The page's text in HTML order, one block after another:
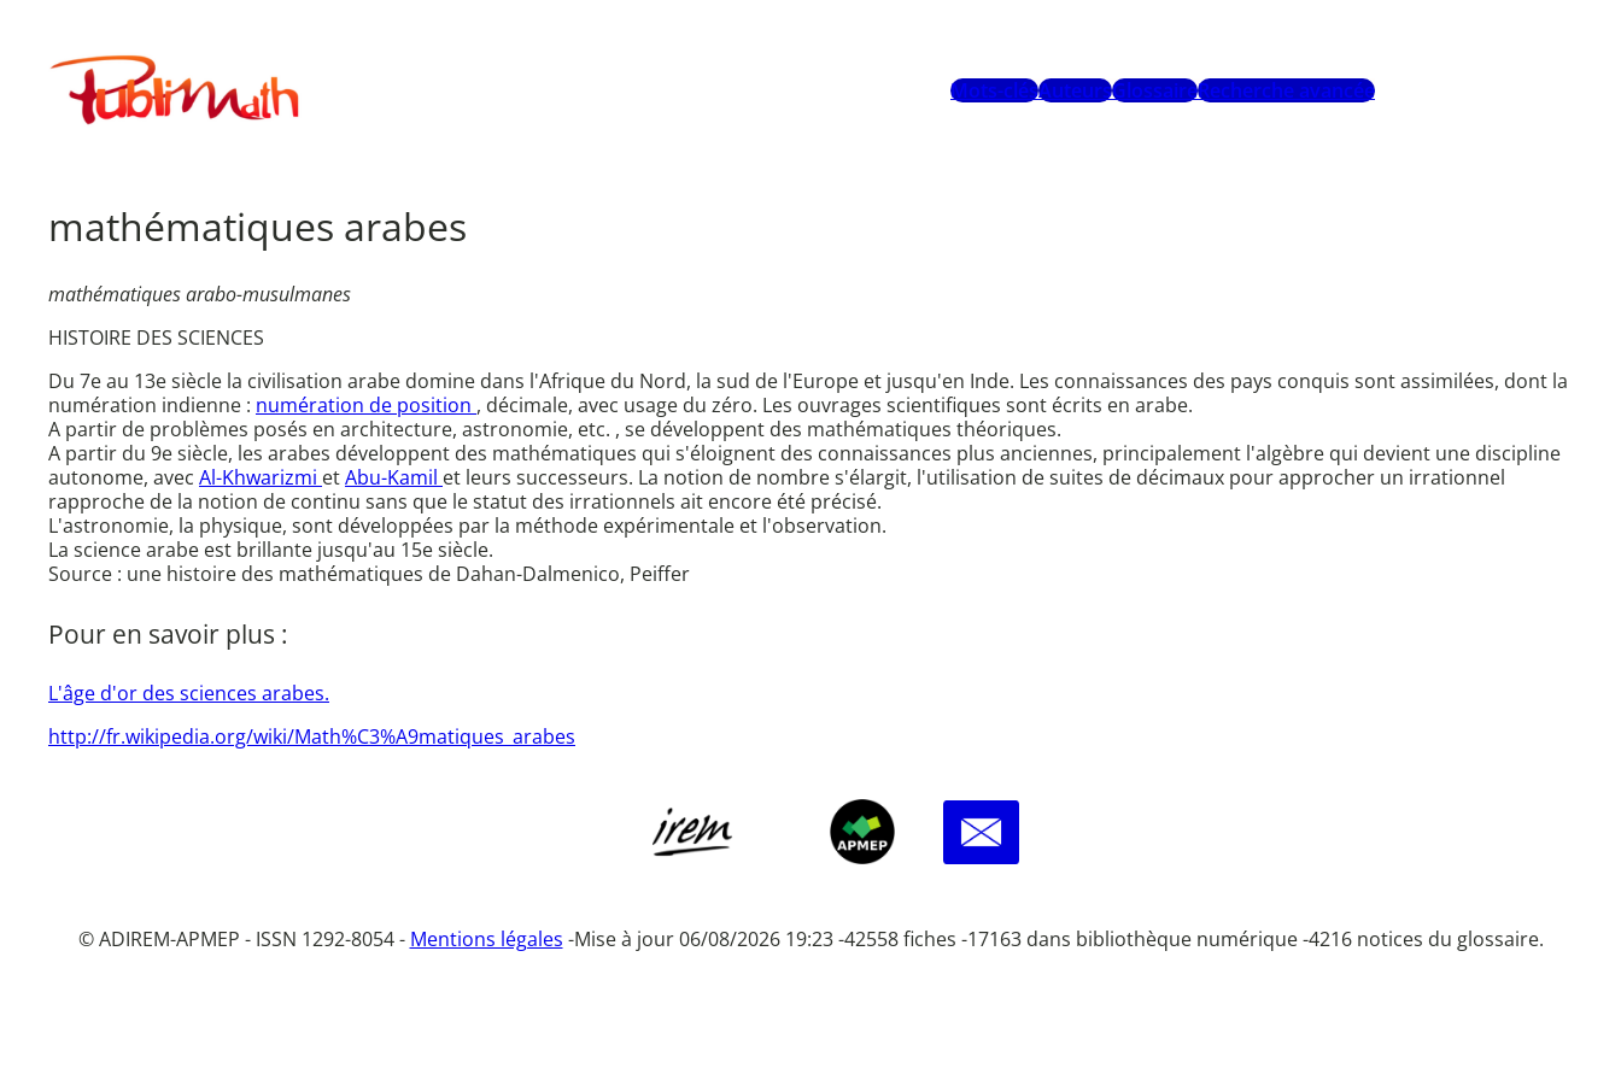
contenuPublimath
Mots-clésAuteursGlossaireRecherche avancée
mathématiques arabes
mathématiques arabo-musulmanes
HISTOIRE DES SCIENCES
Du 7e au 13e siècle la civilisation arabe domine dans l'Afrique du Nord, la sud de l'Europe et jusqu'en Inde. Les connaissances des pays conquis sont assimilées, dont la
numération indienne : numération de position , décimale, avec usage du zéro. Les ouvrages scientifiques sont écrits en arabe.
A partir de problèmes posés en architecture, astronomie, etc. , se développent des mathématiques théoriques.
A partir du 9e siècle, les arabes développent des mathématiques qui s'éloignent des connaissances plus anciennes, principalement l'algèbre qui devient une discipline
autonome, avec Al-Khwarizmi etAbu-Kamil et leurs successeurs. La notion de nombre s'élargit, l'utilisation de suites de décimaux pour approcher un irrationnel
rapproche de la notion de continu sans que le statut des irrationnels ait encore été précisé.
L'astronomie, la physique, sont développées par la méthode expérimentale et l'observation.
La science arabe est brillante jusqu'au 15e siècle.
Source : une histoire des mathématiques de Dahan-Dalmenico, Peiffer
Pour en savoir plus :
L'âge d'or des sciences arabes.
http://fr.wikipedia.org/wiki/Math%C3%A9matiques_arabes
© ADIREM-APMEP - ISSN 1292-8054 - Mentions légales -Mise à jour 06/08/2026 19:23 -42558 fiches -17163 dans bibliothèque numérique -4216 notices du glossaire.